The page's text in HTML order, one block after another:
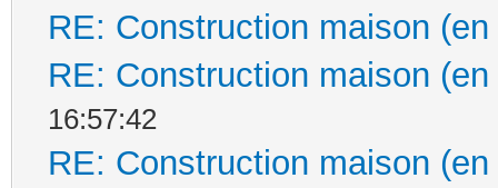
RE: Construction maison
RE: Construction maison
16:57:42
RE: Construction maison